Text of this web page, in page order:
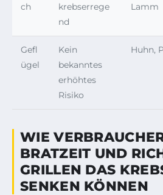
ch
krebserrege
nd
Lamm
Gefl
ügel
Kein
bekanntes
erhöhtes
Risiko
Huhn,
WIE
BRATZEIT UND
GRILLEN DAS
SENKEN KÖNNEN